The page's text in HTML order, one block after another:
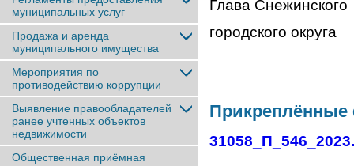
муниципальных услуг
Продажа и аренда
муниципального имущества
Мероприятия по
противодействию коррупции
Выявление правообладателей
ранее учтенныx объектов
недвижимости
Общественная приёмная
Глава Снежинского